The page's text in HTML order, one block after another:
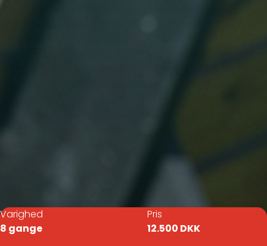
Varighed
8 gange
Pris
12.500 DKK